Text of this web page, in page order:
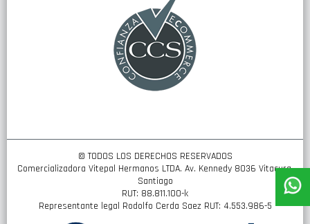
© TODOS LOS DERECHOS RESERVADOS
Comercializadora Vitepal Hermanos LTDA. Av. Kennedy 8036 Vitacura,
Santiago
RUT: 88.811.100-k
Representante legal Rodolfo Cerda Saez RUT: 4.553.986-5